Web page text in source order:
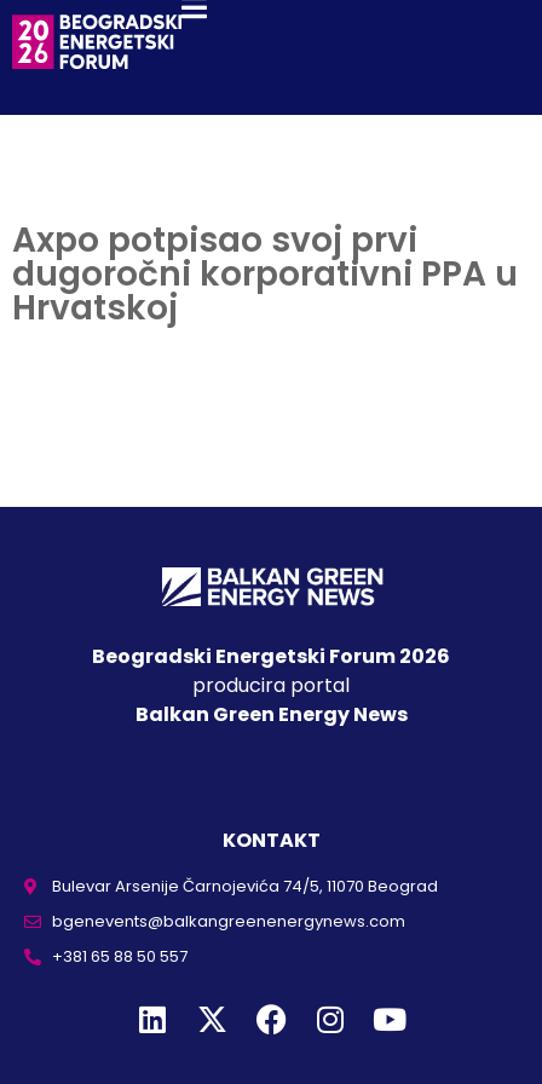
Axpo potpisao svoj prvi
dugoročni korporativni PPA u
Hrvatskoj
Beogradski Energetski Forum 2026
producira portal
Balkan Green Energy News
KONTAKT
Bulevar Arsenije Čarnojevića 74/5, 11070 Beograd
bgenevents@balkangreenenergynews.com
+381 65 88 50 557